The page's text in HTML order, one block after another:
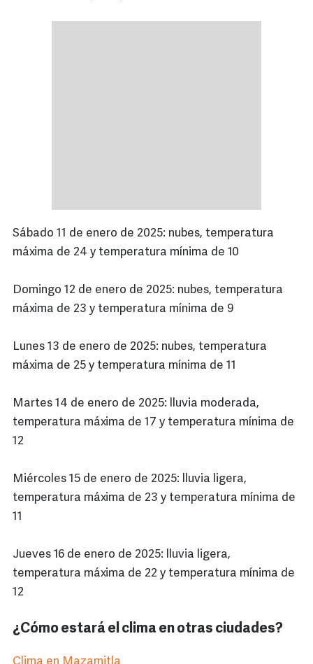
Sábado 11 de enero de 2025: nubes, temperatura
máxima de 24 y temperatura mínima de 10
Domingo 12 de enero de 2025: nubes, temperatura
máxima de 23 y temperatura mínima de 9
Lunes 13 de enero de 2025: nubes, temperatura
máxima de 25 y temperatura mínima de 11
Martes 14 de enero de 2025: lluvia moderada,
temperatura máxima de 17 y temperatura mínima de
12
Miércoles 15 de enero de 2025: lluvia ligera,
temperatura máxima de 23 y temperatura mínima de
11
Jueves 16 de enero de 2025: lluvia ligera,
temperatura máxima de 22 y temperatura mínima de
12
¿Cómo estará el clima en otras ciudades?